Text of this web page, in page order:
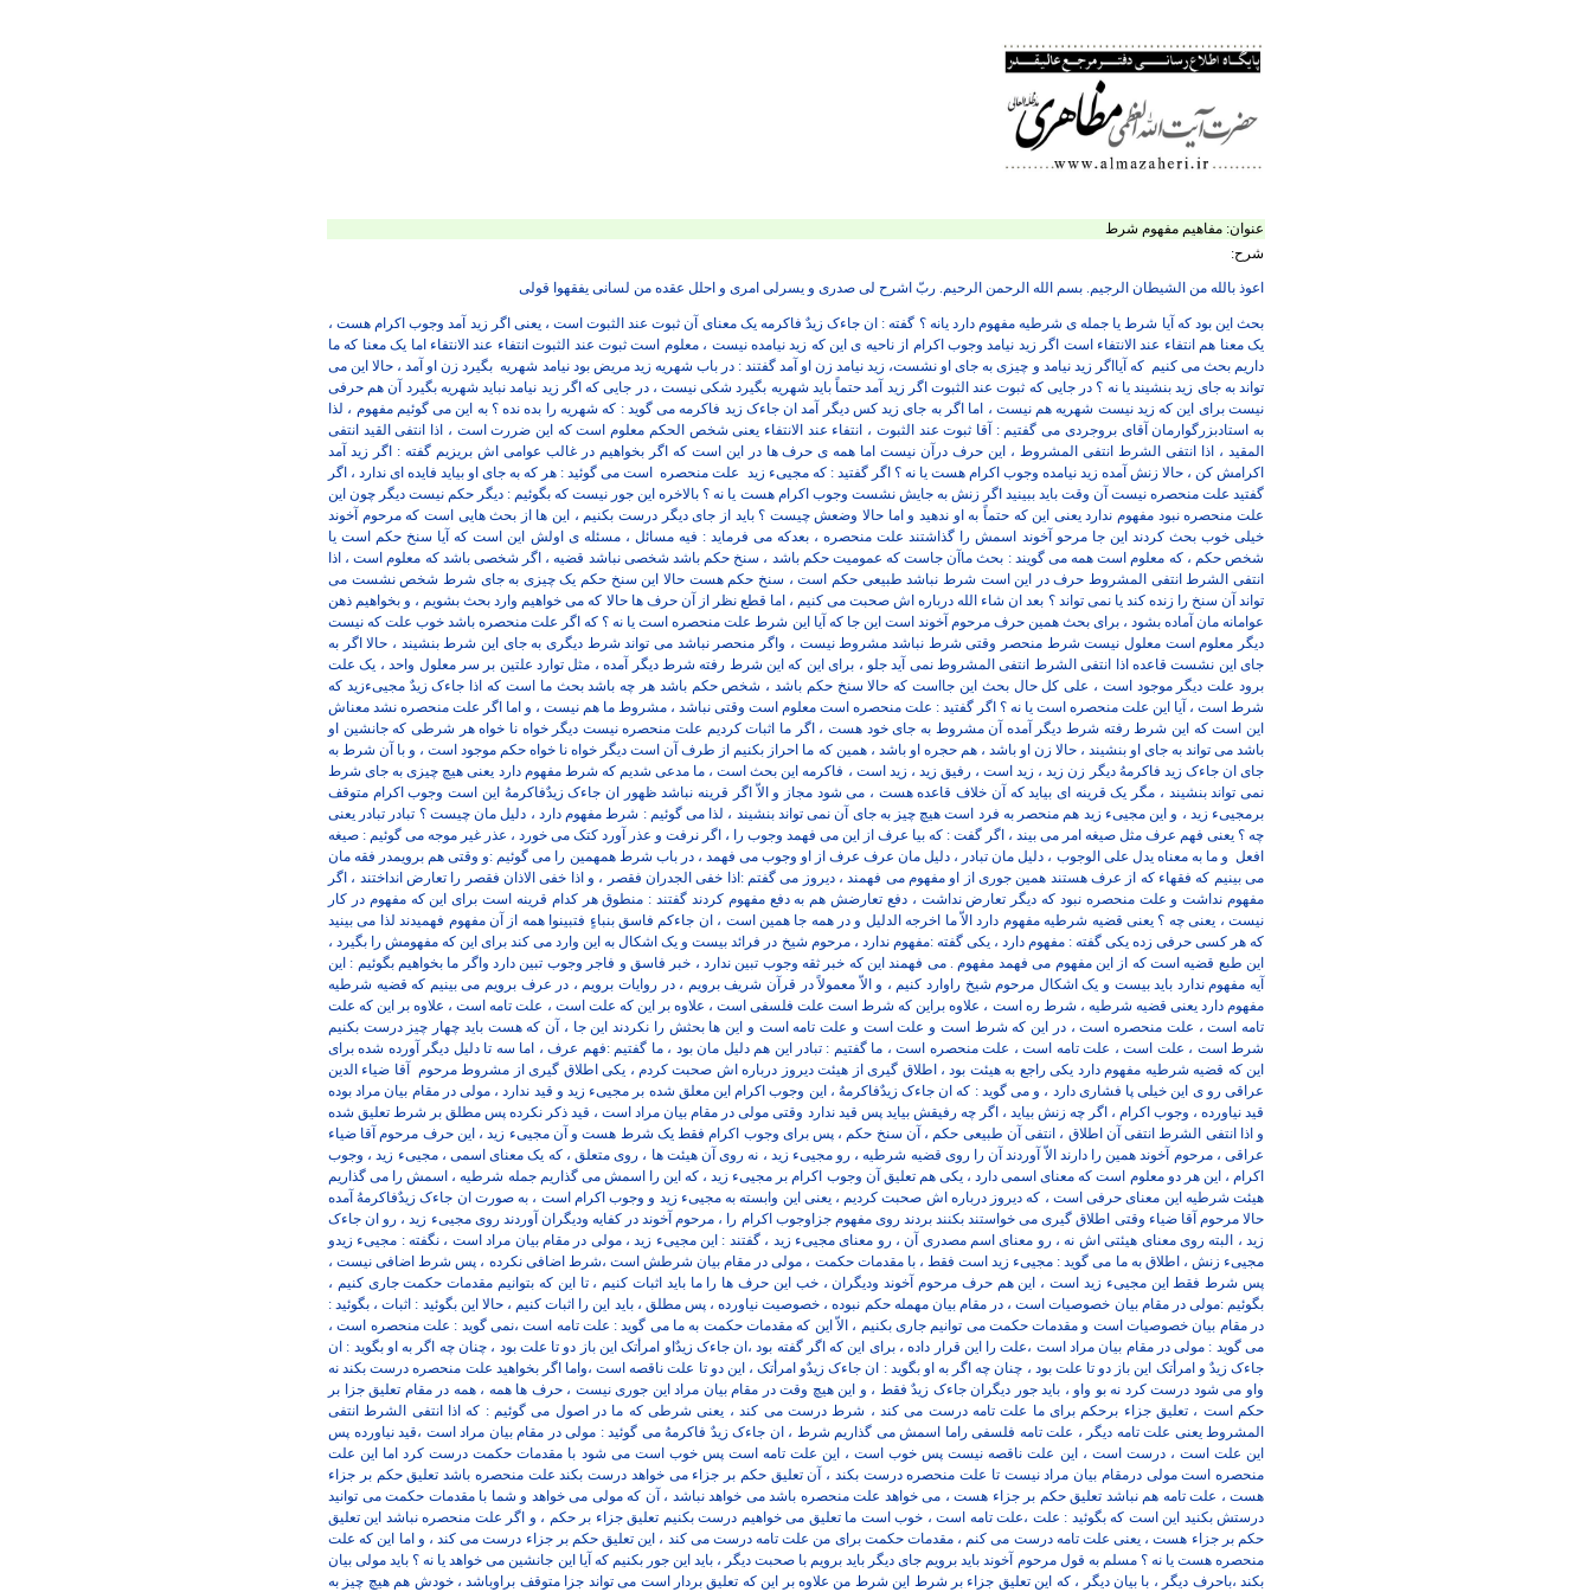
عنوان: مفاهیم مفهوم شرط
شرح:
اعوذ بالله من الشیطان الرجیم. بسم الله الرحمن الرحیم. ربّ اشرح لی صدری و یسرلی امری و احلل عقده من لسانی یفقهوا قولی
بحث این بود که آیا شرط یا جمله ی شرطیه مفهوم دارد یانه ؟ گفته : ان جاءک زیدٌ فاکرمه یک معنای آن ثبوت عند الثبوت است ، یعنی اگر زید آمد وجوب اکرام هست ،
یک معنا هم انتفاء عند الانتفاء است اگر زید نیامد وجوب اکرام از ناحیه ی این که زید نیامده نیست ، معلوم است ثبوت عند الثبوت انتفاء عند الانتفاء اما یک معنا که ما
داریم بحث می کنیم که آیااگر زید نیامد و چیزی به جای او نشست، زید نیامد زن او آمد گفتند : در باب شهریه زید مریض بود نیامد شهریه بگیرد زن او آمد ، حالا این می
تواند به جای زید بنشیند یا نه ؟ در جایی که ثبوت عند الثبوت اگر زید آمد حتماً باید شهریه بگیرد شکی نیست ، در جایی که اگر زید نیامد نباید شهریه بگیرد آن هم حرفی
نیست برای این که زید نیست شهریه هم نیست ، اما اگر به جای زید کس دیگر آمد ان جاءک زید فاکرمه می گوید : که شهریه را بده نده ؟ به این می گوئیم مفهوم ، لذا
به استادبزرگوارمان آقای بروجردی می گفتیم : آقا ثبوت عند الثبوت ، انتفاء عند الانتفاء یعنی شخص الحکم معلوم است که این ضررت است ، اذا انتفی القید انتفی
المقید ، اذا انتفی الشرط انتفی المشروط ، این حرف درآن نیست اما همه ی حرف ها در این است که اگر بخواهیم در غالب عوامی اش بریزیم گفته : اگر زید آمد
اکرامش کن ، حالا زنش آمده زید نیامده وجوب اکرام هست یا نه ؟ اگر گفتید : که مجییء زید علت منحصره
است می گوئید : هر که به جای او بیاید فایده ای ندارد ، اگر
گفتید علت منحصره نیست آن وقت باید ببینید اگر زنش به جایش نشست وجوب اکرام هست یا نه ؟ بالاخره این جور نیست که بگوئیم : دیگر حکم نیست دیگر چون این
علت منحصره نبود مفهوم ندارد یعنی این که حتماً به او ندهید و اما حالا وضعش چیست ؟ باید از جای دیگر درست بکنیم ، این ها از بحث هایی است که مرحوم آخوند
خیلی خوب بحث کردند این جا مرحو آخوند اسمش را گذاشتند علت منحصره ، بعدکه می فرماید : فیه مسائل ، مسئله ی اولش این است که آیا سنخ حکم است یا
شخص حکم ، که معلوم است همه می گویند : بحث ماآن جاست که عمومیت حکم باشد ، سنخ حکم باشد شخصی نباشد قضیه ، اگر شخصی باشد که معلوم است ، اذا
انتفی الشرط انتفی المشروط حرف در این است شرط نباشد طبیعی حکم است ، سنخ حکم هست حالا این سنخ حکم یک چیزی به جای شرط شخص نشست می
تواند آن سنخ را زنده کند یا نمی تواند ؟ بعد ان شاء الله درباره اش صحبت می کنیم ، اما قطع نظر از آن حرف ها حالا که می خواهیم وارد بحث بشویم ، و بخواهیم ذهن
عوامانه مان آماده بشود ، برای بحث همین حرف مرحوم آخوند است این جا که آیا این شرط علت منحصره است یا نه ؟ که اگر علت منحصره باشد خوب علت که نیست
دیگر معلوم است معلول نیست شرط منحصر وقتی شرط نباشد مشروط نیست ، واگر منحصر نباشد می تواند شرط دیگری به جای این شرط بنشیند ، حالا اگر به
جای این نشست قاعده اذا انتفی الشرط انتفی المشروط نمی آید جلو ، برای این که این شرط رفته شرط دیگر آمده ، مثل توارد علتین بر سر معلول واحد ، یک علت
برود علت دیگر موجود است ، علی کل حال بحث این جااست که حالا سنخ حکم باشد ، شخص حکم باشد هر چه باشد بحث ما است که اذا جاءک زیدٌ مجییءزید که
شرط است ، آیا این علت منحصره است یا نه ؟ اگر گفتید : علت منحصره است معلوم است وقتی نباشد ، مشروط ما هم نیست ، و اما اگر علت منحصره نشد معناش
این است که این شرط رفته شرط دیگر آمده آن مشروط به جای خود هست ، اگر ما اثبات کردیم علت منحصره نیست دیگر خواه نا خواه هر شرطی که جانشین او
باشد می تواند به جای او بنشیند ، حالا زن او باشد ، هم حجره او باشد ، همین که ما احراز بکنیم از طرف آن است دیگر خواه نا خواه حکم موجود است ، و با آن شرط به
جای ان جاءک زید فاکرمهُ دیگر زن زید ، زید است ، رفیق زید ، زید است ، فاکرمه این بحث است ، ما مدعی شدیم که شرط مفهوم دارد یعنی هیچ چیزی به جای شرط
نمی تواند بنشیند ، مگر یک قرینه ای بیاید که آن خلاف قاعده هست ، می شود مجاز و الاّ اگر قرینه نباشد ظهور ان جاءک زیدٌفاکرمهُ این است وجوب اکرام متوقف
برمجییء زید ، و این مجییء زید هم منحصر به فرد است هیچ چیز به جای آن نمی تواند بنشیند ، لذا می گوئیم : شرط مفهوم دارد ، دلیل مان چیست ؟ تبادر تبادر یعنی
چه ؟ یعنی فهم عرف مثل صیغه امر می بیند ، اگر گفت : که بیا عرف از این می فهمد وجوب را ، اگر نرفت و عذر آورد کتک می خورد ، عذر غیر موجه می گوئیم : صیغه
افعل و ما به معناه یدل علی الوجوب ، دلیل مان تبادر ، دلیل مان عرف عرف از او وجوب می فهمد ، در باب شرط همهمین را می گوئیم :و وقتی هم برویمدر فقه مان
می بینیم که فقهاء که از عرف هستند همین جوری از او مفهوم می فهمند ، دیروز می گفتم :اذا خفی الجدران فقصر ، و اذا خفی الاذان فقصر را تعارض انداختند ، اگر
مفهوم نداشت و علت منحصره نبود که دیگر تعارض نداشت ، دفع تعارضش هم به دفع مفهوم کردند گفتند : منطوق هر کدام قرینه است برای این که مفهوم در کار
نیست ، یعنی چه ؟ یعنی قضیه شرطیه مفهوم دارد الاّ ما اخرجه الدلیل و در همه جا همین است ، ان جاءکم فاسق بنباءٍ فتبینوا همه از آن مفهوم فهمیدند لذا می بینید
که هر کسی حرفی زده یکی گفته : مفهوم دارد ، یکی گفته :مفهوم ندارد ، مرحوم شیخ در فرائد بیست و یک اشکال به این وارد می کند برای این که مفهومش را بگیرد ،
این طبع قضیه است که از این مفهوم می فهمد مفهوم . می فهمند این که خبر ثقه وجوب تبین ندارد ، خبر فاسق و فاجر وجوب تبین دارد واگر ما بخواهیم بگوئیم : این
آیه مفهوم ندارد باید بیست و یک اشکال مرحوم شیخ راوارد کنیم ، و الاّ معمولاً در قرآن شریف برویم ، در روایات برویم ، در عرف برویم می بینیم که قضیه شرطیه
مفهوم دارد یعنی قضیه شرطیه ، شرط ره است ، علاوه براین که شرط است علت فلسفی است ، علاوه بر این که علت است ، علت تامه است ، علاوه بر این که علت
تامه است ، علت منحصره است ، در این که شرط است و علت است و علت تامه است و این ها بحثش را نکردند این جا ، آن که هست باید چهار چیز درست بکنیم
شرط است ، علت است ، علت تامه است ، علت منحصره است ، ما گفتیم : تبادر این هم دلیل مان بود ، ما گفتیم :فهم عرف ، اما سه تا دلیل دیگر آورده شده برای
این که قضیه شرطیه مفهوم دارد یکی راجع به هیئت بود ، اطلاق گیری از هیئت دیروز درباره اش صحبت کردم ، یکی اطلاق گیری از مشروط مرحوم
آقا ضیاء الدین
عراقی رو ی این خیلی پا فشاری دارد ، و می گوید : که ان جاءک زیدٌفاکرمهُ ، این وجوب اکرام این معلق شده بر مجییء زید و قید ندارد ، مولی در مقام بیان مراد بوده
قید نیاورده ، وجوب اکرام ، اگر چه زنش بیاید ، اگر چه رفیقش بیاید پس قید ندارد وقتی مولی در مقام بیان مراد است ، قید ذکر نکرده پس مطلق بر شرط تعلیق شده
و اذا انتفی الشرط انتفی آن اطلاق ، انتفی آن طبیعی حکم ، آن سنخ حکم ، پس برای وجوب اکرام فقط یک شرط هست و آن مجییء زید ، این حرف مرحوم آقا ضیاء
عراقی ، مرحوم آخوند همین را دارند الاّ آوردند آن را روی قضیه شرطیه ، رو مجییء زید ، نه روی آن هیئت ها ، روی متعلق ، که یک معنای اسمی ، مجییء زید ، وجوب
اکرام ، این هر دو معلوم است که معنای اسمی دارد ، یکی هم تعلیق آن وجوب اکرام بر مجییء زید ، که این را اسمش می گذاریم جمله شرطیه ، اسمش را می گذاریم
هیئت شرطیه این معنای حرفی است ، که دیروز درباره اش صحبت کردیم ، یعنی این وابسته به مجییء زید و وجوب اکرام است ، به صورت ان جاءک زیدٌفاکرمهُ آمده
حالا مرحوم آقا ضیاء وقتی اطلاق گیری می خواستند بکنند بردند روی مفهوم جزاوجوب اکرام را ، مرحوم آخوند در کفایه ودیگران آوردند روی مجییء زید ، رو ان جاءک
زید ، البته روی معنای هیئتی اش نه ، رو معنای اسم مصدری آن ، رو معنای مجییء زید ، گفتند : این مجییء زید ، مولی در مقام بیان مراد است ، نگفته : مجییء زیدو
مجییء زنش ، اطلاق به ما می گوید : مجییء زید است فقط ، با مقدمات حکمت ، مولی در مقام بیان شرطش است ،شرط اضافی نکرده ، پس شرط اضافی نیست ،
پس شرط فقط این مجییء زید است ، این هم حرف مرحوم آخوند ودیگران ، خب این حرف ها را ما باید اثبات کنیم ، تا این که بتوانیم مقدمات حکمت جاری کنیم ،
بگوئیم :مولی در مقام بیان خصوصیات است ، در مقام بیان مهمله حکم نبوده ، خصوصیت نیاورده ، پس مطلق ، باید این را اثبات کنیم ، حالا این بگوئید : اثبات ، بگوئید :
در مقام بیان خصوصیات است و مقدمات حکمت می توانیم جاری بکنیم ، الاّ این که مقدمات حکمت به ما می گوید : علت تامه است ،نمی گوید : علت منحصره است ،
می گوید : مولی در مقام بیان مراد است ،علت را این قرار داده ، برای این که اگر گفته بود ،ان جاءک زیدٌاو امرأتک این باز دو تا علت بود ، چنان چه اگر به او بگوید : ان
جاءک زیدٌ و امرأتک این باز دو تا علت بود ، چنان چه اگر به او بگوید : ان جاءک زیدٌو امرأتک ، این دو تا علت ناقصه است ،واما اگر بخواهید علت منحصره درست بکند نه
واو می شود درست کرد نه بو واو ، باید جور دیگران جاءک زیدٌ فقط ، و این هیچ وقت در مقام بیان مراد این جوری نیست ، حرف ها همه ، همه در مقام تعلیق جزا بر
حکم است ، تعلیق جزاء برحکم برای ما علت تامه درست می کند ، شرط درست می کند ، یعنی شرطی که ما در اصول می گوئیم : که اذا انتفی الشرط انتفی
المشروط یعنی علت تامه دیگر ، علت تامه فلسفی راما اسمش می گذاریم شرط ، ان جاءک زیدٌ فاکرمهُ می گوئید : مولی در مقام بیان مراد است ،قید نیاورده پس
این علت است ، درست است ، این علت ناقصه نیست پس خوب است ، این علت تامه است پس خوب است می شود با مقدمات حکمت درست کرد اما این علت
منحصره است مولی درمقام بیان مراد نیست تا علت منحصره درست بکند ، آن تعلیق حکم بر جزاء می خواهد درست بکند علت منحصره باشد تعلیق حکم بر جزاء
هست ، علت تامه هم نباشد تعلیق حکم بر جزاء هست ، می خواهد علت منحصره باشد می خواهد نباشد ، آن که مولی می خواهد و شما با مقدمات حکمت می توانید
درستش بکنید این است که بگوئید : علت ،علت تامه است ، خوب است ما تعلیق می خواهیم درست بکنیم تعلیق جزاء بر حکم ، و اگر علت منحصره نباشد این تعلیق
حکم بر جزاء هست ، یعنی علت تامه درست می کنم ، مقدمات حکمت برای من علت تامه درست می کند ، این تعلیق حکم بر جزاء درست می کند ، و اما این که علت
منحصره هست یا نه ؟ مسلم به قول مرحوم آخوند باید برویم جای دیگر باید برویم با صحبت دیگر ، باید این جور بکنیم که آیا این جانشین می خواهد یا نه ؟ باید مولی بیان
بکند ،باحرف دیگر ، با بیان دیگر ، که این تعلیق جزاء بر شرط این شرط من علاوه بر این که تعلیق بردار است می تواند جزا متوقف براوباشد ، خودش هم هیچ چیز به